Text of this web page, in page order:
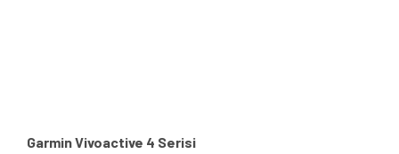
Garmin Vivoactive 4 Serisi